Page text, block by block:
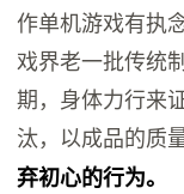
作单机游戏有执
戏界老一批传统
期，身体力行来
汰，以成品的质
弃初心的行为。